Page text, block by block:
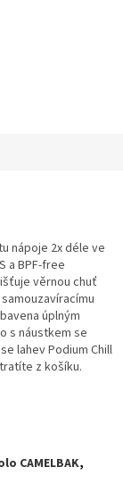
nápoje 2x déle ve
a BPF-free
věrnou chuť
úplným
s náustkem se
lahev Podium Chill
z košíku.
CAMELBAK,